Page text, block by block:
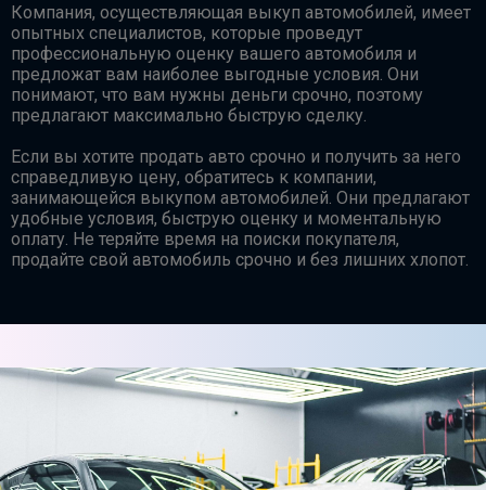
Компания, осуществляющая выкуп автомобилей, имеет
опытных специалистов, которые проведут
профессиональную оценку вашего автомобиля и
предложат вам наиболее выгодные условия. Они
понимают, что вам нужны деньги срочно, поэтому
предлагают максимально быструю сделку.
Если вы хотите продать авто срочно и получить за него
справедливую цену, обратитесь к компании,
занимающейся выкупом автомобилей. Они предлагают
удобные условия, быструю оценку и моментальную
оплату. Не теряйте время на поиски покупателя,
продайте свой автомобиль срочно и без лишних хлопот.